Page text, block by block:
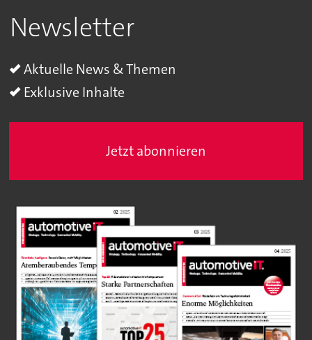
Newsletter
Aktuelle News & Themen
Exklusive Inhalte
Jetzt abonnieren